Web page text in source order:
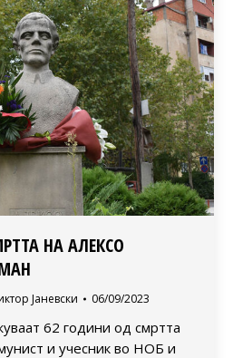
НА АЛЕКСО
Јаневски 06/09/2023
62 години од смртта
и учесник во НОБ и